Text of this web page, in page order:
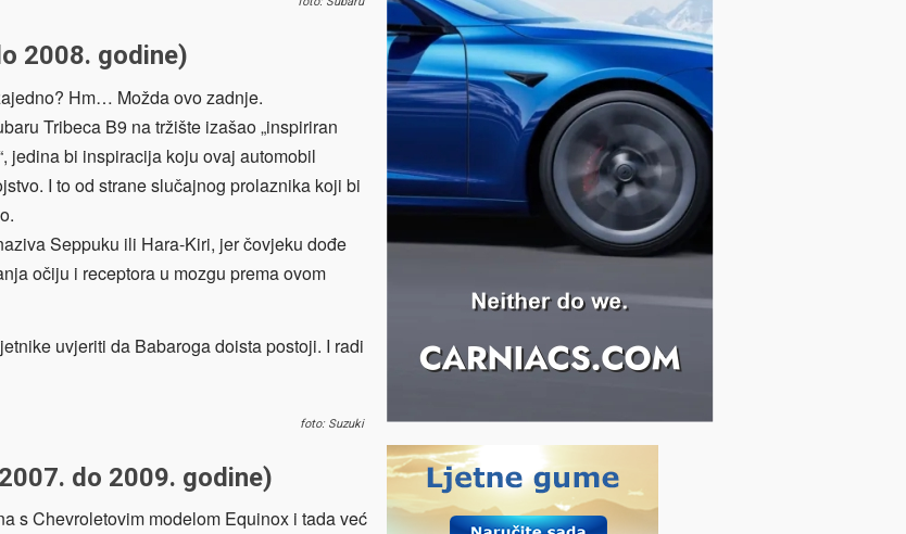
2008. godine)
Hm… Možda ovo zadnje.
Tribeca B9 na tržište izašao „inspiriran
jedina bi inspiracija koju ovaj automobil
I to od strane slučajnog prolaznika koji bi
Seppuku ili Hara-Kiri, jer čovjeku dođe
očiju i receptora u mozgu prema ovom
uvjeriti da Babaroga doista postoji. I radi
foto: Suzuki
do 2009. godine)
s Chevroletovim modelom Equinox i tada već